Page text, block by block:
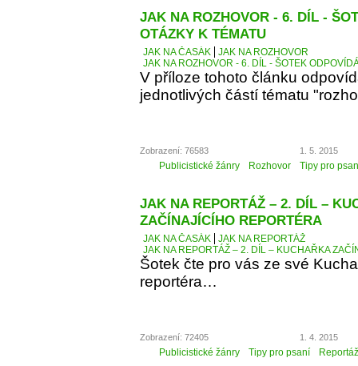
JAK NA ROZHOVOR - 6. DÍL -
OTÁZKY K TÉMATU
JAK NA ČASÁK
JAK NA ROZHOVOR
JAK NA ROZHOVOR - 6. DÍL - ŠOTEK
V příloze tohoto článku
jednotlivých částí tématu
Zobrazení: 76583 1. 5. 2015
Publicistické žánry Rozhovor Tipy pro
JAK NA REPORTÁŽ – 2. DÍL –
ZAČÍNAJÍCÍHO REPORTÉRA
JAK NA ČASÁK
JAK NA REPORTÁŽ
JAK NA REPORTÁŽ – 2. DÍL – KUCHAŘKA
Šotek čte pro vás ze své
reportéra…
Zobrazení: 72405 1. 4. 2015
Publicistické žánry Tipy pro psaní Reportáž